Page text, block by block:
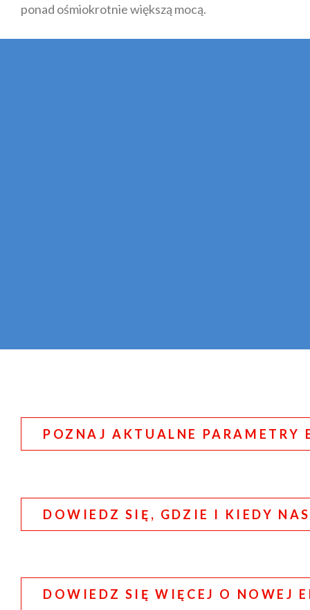
ponad ośmiokrotnie większą mocą.
POZNAJ AKTUALNE PARAMETRY
DOWIEDZ SIĘ, GDZIE I KIEDY
DOWIEDZ SIĘ WIĘCEJ O NOWEJ